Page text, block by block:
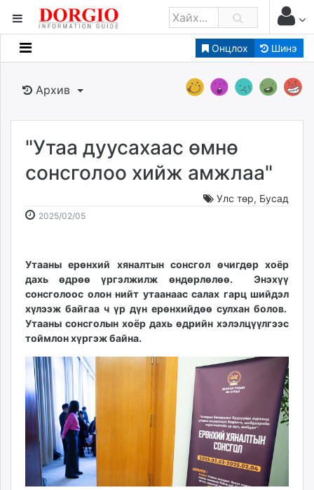
Онцлох Шинэ
Мэдээллийн
Банк санхүү
Бизнес ААН
Төрийн
Нийслэлийн
Gogo.mn
zindaa.mn
Baabar.mn
tovch.mn
ikon.mn
mnb.mn
Livetv.mn
Eguur.mn
24tsag.mn
shuud.mn
eagle.mn
ergelt.mn
zarig.mn
today.mn
Архив
"Утаа дуусахаас өмнө
сонсголоо хийж амжлаа"
Улс төр, Бусад
2025/02/052025-
09:07:56
2026-
15:30:22
Утааны ерөнхий хяналтын сонсгол өчигдөр хоёр
дахь өдрөө үргэлжилж өндөрлөлөө. Энэхүү
сонсголоос олон нийт утаанаас салах гарц шийдэл
хүлээж байгаа ч үр дүн ерөнхийдөө сулхан болов.
Утааны сонсголын хоёр дахь өдрийн хэлэлцүүлгээс
тоймлон хүргэж байна.